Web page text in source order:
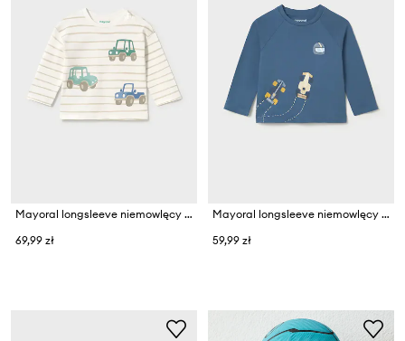
Mayoral longsleeve niemowlęcy bawełniany
69,99 zł
Mayoral longsleeve niemowlęcy bawełniany
59,99 zł